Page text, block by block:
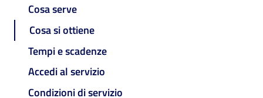
Cosa serve
Cosa si ottiene
Tempi e scadenze
Accedi al servizio
Condizioni di servizio